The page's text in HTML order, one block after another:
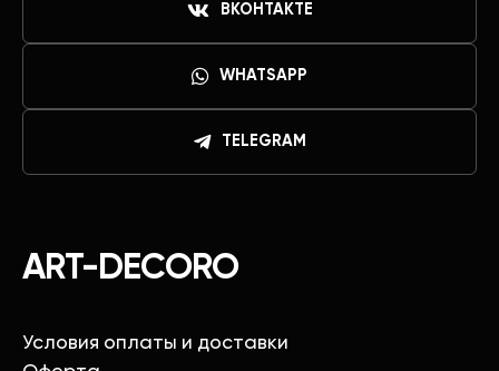
ART-DECORO
Условия оплаты и доставки
ВКОНТАКТЕ
WHATSAPP
TELEGRAM